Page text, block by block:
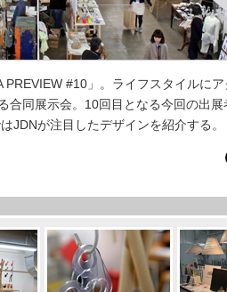
#10」。ライフスタイルにア
合同展示会。10回目となる今回の出展
JDNが注目したデザインを紹介する。